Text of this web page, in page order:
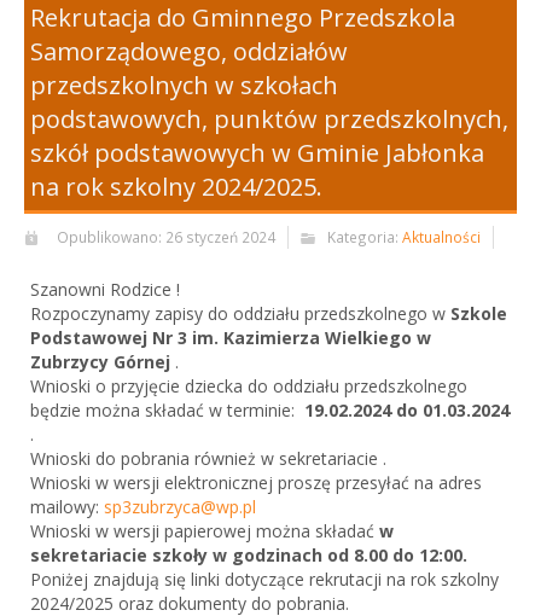
Rekrutacja do Gminnego Przedszkola
Samorządowego, oddziałów
przedszkolnych w szkołach
podstawowych, punktów przedszkolnych,
szkół podstawowych w Gminie Jabłonka
na rok szkolny 2024/2025.
Opublikowano: 26 styczeń 2024 Kategoria: Aktualności
Szanowni Rodzice !
Rozpoczynamy zapisy do oddziału przedszkolnego w Szkole
Podstawowej Nr 3 im. Kazimierza Wielkiego w
Zubrzycy Górnej .
Wnioski o przyjęcie dziecka do oddziału przedszkolnego
będzie można składać w terminie: 19.02.2024 do 01.03.2024
.
Wnioski do pobrania również w sekretariacie .
Wnioski w wersji elektronicznej proszę przesyłać na adres
mailowy: sp3zubrzyca@wp.pl
Wnioski w wersji papierowej można składać w
sekretariacie szkoły w godzinach od 8.00 do 12:00.
Poniżej znajdują się linki dotyczące rekrutacji na rok szkolny
2024/2025 oraz dokumenty do pobrania.